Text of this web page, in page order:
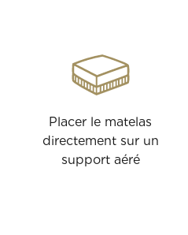
Placer le matelas
directement sur un
support aéré